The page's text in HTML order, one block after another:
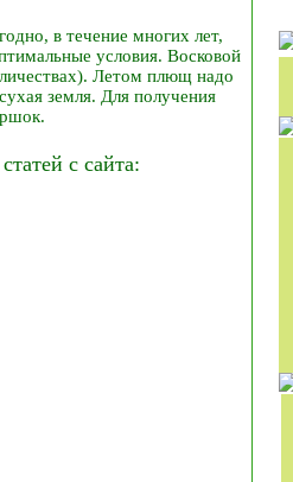
в течение многих лет,
условия. Восковой
Летом плющ надо
земля. Для получения
с сайта: